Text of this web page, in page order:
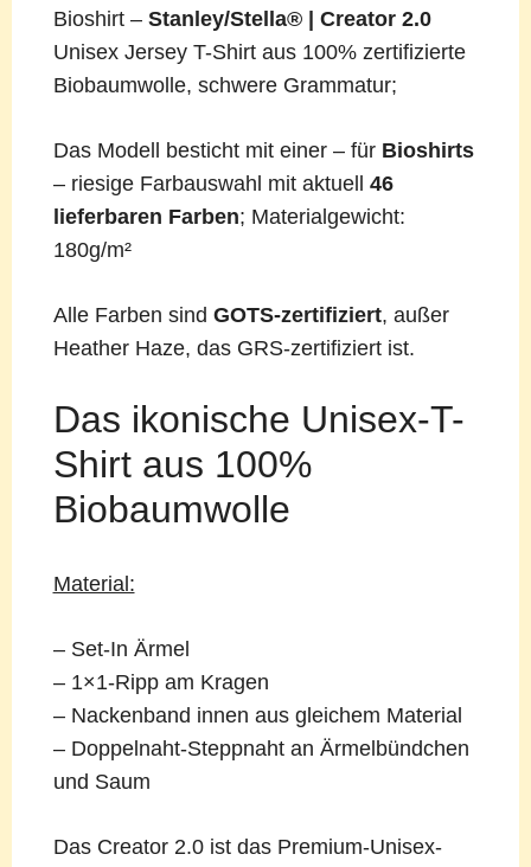
Bioshirt – Stanley/Stella® | Creator 2.0
Unisex Jersey T-Shirt aus 100% zertifizierte
Biobaumwolle, schwere Grammatur;
Das Modell besticht mit einer – für Bioshirts
– riesige Farbauswahl mit aktuell 46
lieferbaren Farben; Materialgewicht:
180g/m²
Alle Farben sind GOTS-zertifiziert, außer
Heather Haze, das GRS-zertifiziert ist.
Das ikonische Unisex-T-
Shirt aus 100%
Biobaumwolle
Material:
– Set-In Ärmel
– 1×1-Ripp am Kragen
– Nackenband innen aus gleichem Material
– Doppelnaht-Steppnaht an Ärmelbündchen
und Saum
Das Creator 2.0 ist das Premium-Unisex-